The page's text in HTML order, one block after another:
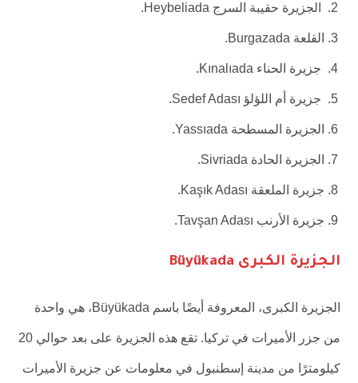
الجزيرة حقيبة السرج Heybeliada.
القلعة Burgazada.
جزيرة الحناء Kınalıada.
جزيرة أم اللؤلؤ Sedef Adası.
الجزيرة المسطحة Yassıada.
الجزيرة الحادة Sivriada.
جزيرة الملعقة Kaşık Adası.
جزيرة الأرنب Tavşan Adası.
الجزيرة الكبرى Büyükada
الجزيرة الكبرى، المعروفة أيضًا باسم Büyükada، هي واحدة
من جزر الأميرات في تركيا. تقع هذه الجزيرة على بعد حوالي 20
كيلومترًا من مدينة إسطنبول في معلومات عن جزيرة الأميرات